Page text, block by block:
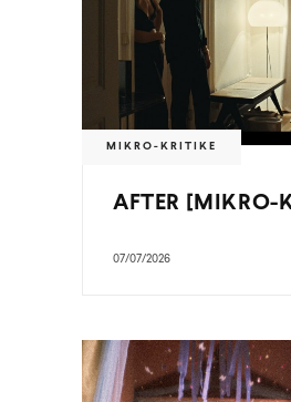
MIKRO-KRITIKE
AFTER [MIKRO-
07/07/2026